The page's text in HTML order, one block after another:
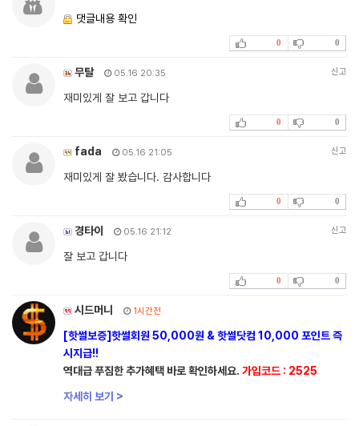
댓글내용 확인
0 0
무탈 05.16 20:35 신고
재미있게 잘 보고 갑니다
0 0
fada 05.16 21:05 신고
재미있게 잘 봤습니다. 감사합니다
0 0
경타이 05.16 21:12 신고
잘 보고 갑니다
0 0
시드머니 1시간전
[핫썰보증]핫썰회원 50,000원 & 핫썰닷컴 10,000 포인트 즉
시지급!!
역대급 푸짐한 추가혜택 바로 확인하세요. 가입코드 : 2525
자세히 보기 >